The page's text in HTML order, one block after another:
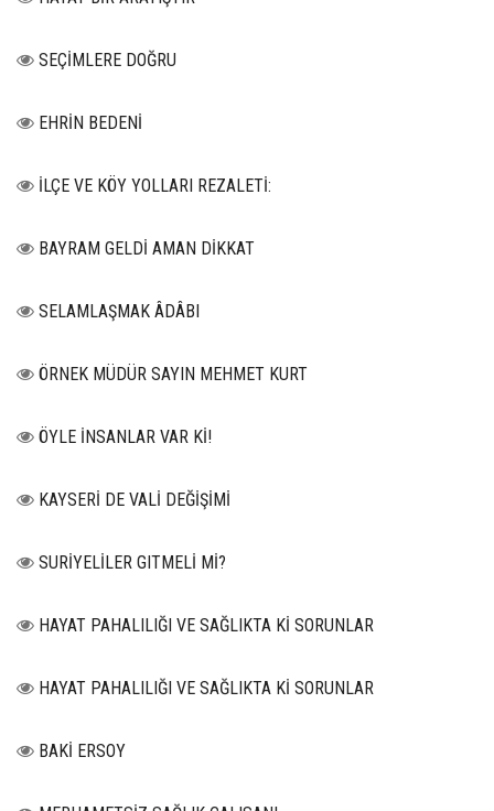
SEÇİMLERE DOĞRU
EHRİN BEDENİ
İLÇE VE KÖY YOLLARI REZALETİ:
BAYRAM GELDİ AMAN DİKKAT
SELAMLAŞMAK ÂDÂBI
ÖRNEK MÜDÜR SAYIN MEHMET KURT
ÖYLE İNSANLAR VAR Kİ!
KAYSERİ DE VALİ DEĞİŞİMİ
SURİYELİLER GITMELİ Mİ?
HAYAT PAHALILIĞI VE SAĞLIKTA Kİ SORUNLAR
HAYAT PAHALILIĞI VE SAĞLIKTA Kİ SORUNLAR
BAKİ ERSOY